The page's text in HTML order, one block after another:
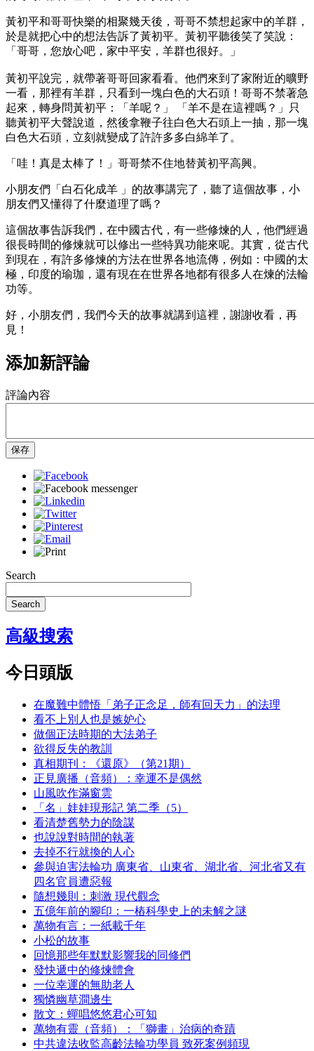
黃初平和哥哥快樂的相聚幾天後，哥哥不禁想起家中的羊群，
於是就把心中的想法告訴了黃初平。黃初平聽後笑了笑說：
「哥哥，您放心吧，家中平安，羊群也很好。」
黃初平說完，就帶著哥哥回家看看。他們來到了家附近的曠野
一看，那裡有羊群，只看到一塊白色的大石頭！哥哥不禁著急
起來，轉身問黃初平：「羊呢？」 「羊不是在這裡嗎？」只
聽黃初平大聲說道，然後拿鞭子往白色大石頭上一抽，那一塊
白色大石頭，立刻就變成了許許多多白綿羊了。
「哇！真是太棒了！」哥哥禁不住地替黃初平高興。
小朋友們「白石化成羊 」的故事講完了，聽了這個故事，小
朋友們又懂得了什麼道理了嗎？
這個故事告訴我們，在中國古代，有一些修煉的人，他們經過
很長時間的修煉就可以修出一些特異功能來呢。其實，從古代
到現在，有許多修煉的方法在世界各地流傳，例如：中國的太
極，印度的瑜珈，還有現在在世界各地都有很多人在煉的法輪
功等。
好，小朋友們，我們今天的故事就講到這裡，謝謝收看，再
見！
添加新評論
評論內容
保存
Search
Search
高級搜索
今日頭版
在魔難中體悟「弟子正念足，師有回天力」的法理
看不上別人也是嫉妒心
做個正法時期的大法弟子
欲得反失的教訓
真相期刊：《還原》（第21期）
正見廣播（音頻）：幸運不是偶然
山風吹作滿窗雲
「名」娃娃現形記 第二季（5）
看清楚舊勢力的陰謀
也說說對時間的執著
去掉不行就換的人心
參與迫害法輪功 廣東省、山東省、湖北省、河北省又有
四名官員遭惡報
隨想幾則：刺激 現代觀念
五億年前的腳印：一樁科學史上的未解之謎
萬物有言：一紙載千年
小松的故事
回憶那些年默默影響我的同修們
發快遞中的修煉體會
一位幸運的無助老人
獨憐幽草澗邊生
散文：蟬唱悠悠君心可知
萬物有靈（音頻）：「獅畫」治病的奇蹟
中共違法收監高齡法輪功學員 致死案例頻現